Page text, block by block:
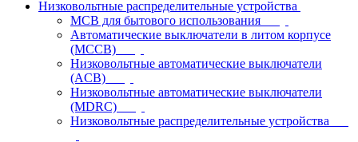
Низковольтные распределительные устройства
MCB для бытового использования
Автоматические выключатели в литом корпусе
(MCCB)
Низковольтные автоматические выключатели
(ACB)
Низковольтные автоматические выключатели
(MDRC)
Низковольтные распределительные устройства